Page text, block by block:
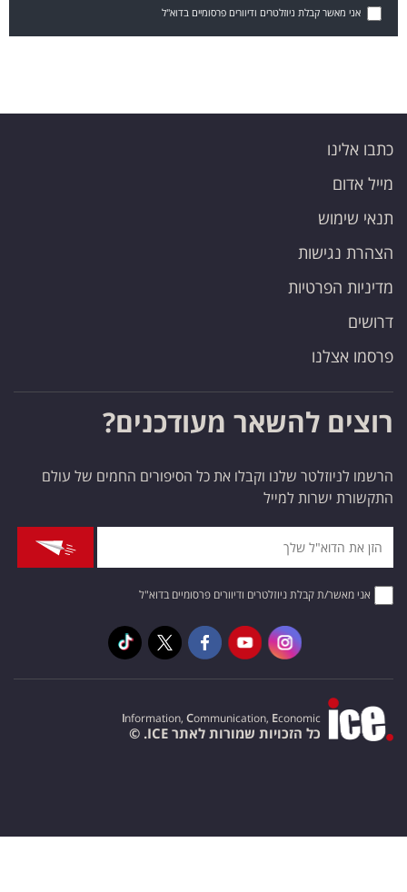
אני מאשר קבלת ניוזלטרים ודיוורים פרסומיים בדוא"ל
כתבו אלינו
מייל אדום
תנאי שימוש
הצהרת נגישות
מדיניות הפרטיות
דרושים
פרסמו אצלנו
רוצים להשאר מעודכנים?
הרשמו לניוזלטר שלנו וקבלו את כל הסיפורים החמים של עולם
התקשורת ישרות למייל
אני מאשר/ת קבלת ניוזלטרים ודיוורים פרסומיים בדוא"ל
Information, Communication, Economic
כל הזכויות שמורות לאתר ICE. ©